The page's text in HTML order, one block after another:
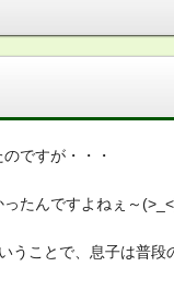
ですが・・・
たんですよねぇ～
ことで、息子は普段